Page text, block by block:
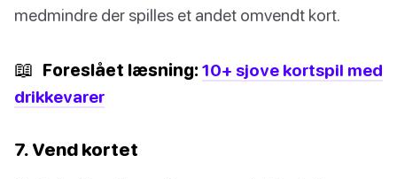
medmindre der spilles et andet omvendt kort.
📖 Foreslået læsning: 10+ sjove kortspil med
drikkevarer
7. Vend kortet